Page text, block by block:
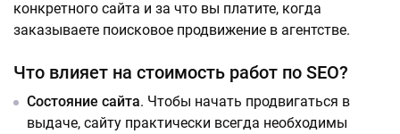
конкретного сайта и за что вы платите, когда
заказываете поисковое продвижение в агентстве.
Что влияет на стоимость работ по SEO?
Состояние сайта. Чтобы начать продвигаться в
выдаче, сайту практически всегда необходимы